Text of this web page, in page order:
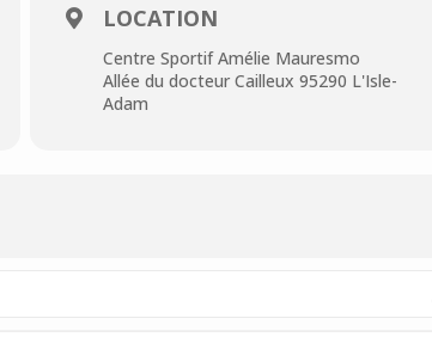
LOCATION
Centre Sportif Amélie Mauresmo
Allée du docteur Cailleux 95290 L'Isle-
Adam